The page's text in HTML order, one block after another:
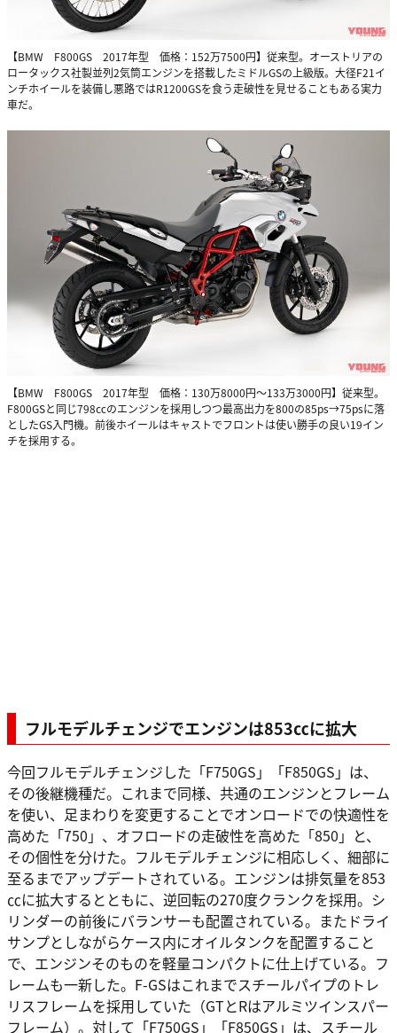
【BMW F800GS 2017年型 価格：152万7500円】従来型。オーストリアの
ロータックス社製並列2気筒エンジンを搭載したミドルGSの上級版。大径F21イ
ンチホイールを装備し悪路ではR1200GSを食う走破性を見せることもある実力
車だ。
【BMW F800GS 2017年型 価格：130万8000円～133万3000円】従来型。
F800GSと同じ798㏄のエンジンを採用しつつ最高出力を800の85ps→75psに落
としたGS入門機。前後ホイールはキャストでフロントは使い勝手の良い19イン
チを採用する。
フルモデルチェンジでエンジンは853㏄に拡大
今回フルモデルチェンジした「F750GS」「F850GS」は、
その後継機種だ。これまで同様、共通のエンジンとフレーム
を使い、足まわりを変更することでオンロードでの快適性を
高めた「750」、オフロードの走破性を高めた「850」と、
その個性を分けた。フルモデルチェンジに相応しく、細部に
至るまでアップデートされている。エンジンは排気量を853
㏄に拡大するとともに、逆回転の270度クランクを採用。シ
リンダーの前後にバランサーも配置されている。またドライ
サンプとしながらケース内にオイルタンクを配置すること
で、エンジンそのものを軽量コンパクトに仕上げている。フ
レームも一新した。F-GSはこれまでスチールパイプのトレ
リスフレームを採用していた（GTとRはアルミツインスパー
フレーム）。対して「F750GS」「F850GS」は、スチール